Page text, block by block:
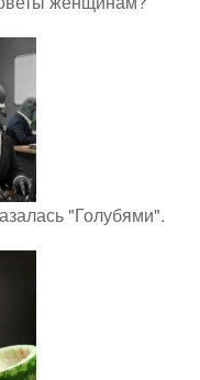
"Голубями".